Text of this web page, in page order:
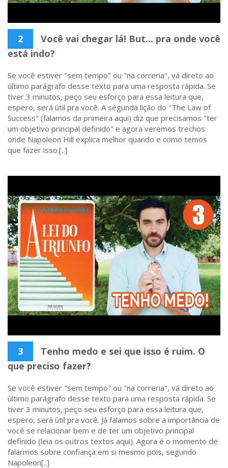
2
Você vai chegar lá! But... pra onde você
está indo?
Se você estiver "sem tempo" ou "na correria", vá direto ao
último parágrafo desse texto para uma resposta rápida. Se
tiver 3 minutos, peço seu esforço para essa leitura que,
espero, será útil pra você. A segunda lição do "The Law of
Success" (falamos da primeira aqui) diz que precisamos "ter
um objetivo principal definido" e agora veremos trechos
onde Napoleon Hill explica melhor quando e como temos
que fazer isso.[..]
3
Tenho medo e sei que isso é ruim. O
que preciso fazer?
Se você estiver "sem tempo" ou "na correria", vá direto ao
último parágrafo desse texto para uma resposta rápida. Se
tiver 3 minutos, peço seu esforço para essa leitura que,
espero, será útil pra você. Já falamos sobre a importância de
você se relacionar bem e de ter um objetivo principal
definido (leia os outros textos aqui). Agora é o momento de
falarmos sobre confiança em si mesmo pois, segundo
Napoleon[..]